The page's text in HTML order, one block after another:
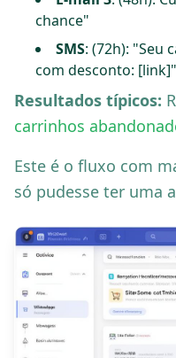
chance"
SMS: (72h): "Seu
com desconto: [link]"
Resultados típicos:
carrinhos
Este é o fluxo com
só pudesse ter uma